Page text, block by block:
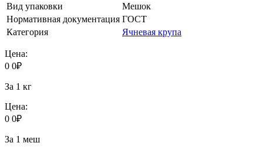
Вид упаковки
Мешок
Нормативная документация ГОСТ
Категория
Ячневая крупа
Цена:
0 0₽
За 1 кг
Цена:
0 0₽
За 1 меш